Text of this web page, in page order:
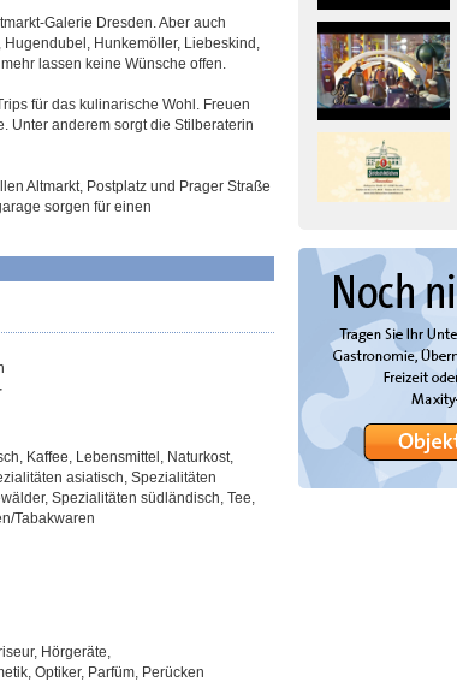
Galerie Dresden. Aber auch
Hugendubel, Hunkemöller, Liebeskind,
lassen keine Wünsche offen.
für das kulinarische Wohl. Freuen
Unter anderem sorgt die Stilberaterin
Altmarkt, Postplatz und Prager Straße
sorgen für einen
Kaffee, Lebensmittel, Naturkost,
asiatisch, Spezialitäten
Spezialitäten südländisch, Tee,
Tabakwaren
Hörgeräte,
Optiker, Parfüm, Perücken